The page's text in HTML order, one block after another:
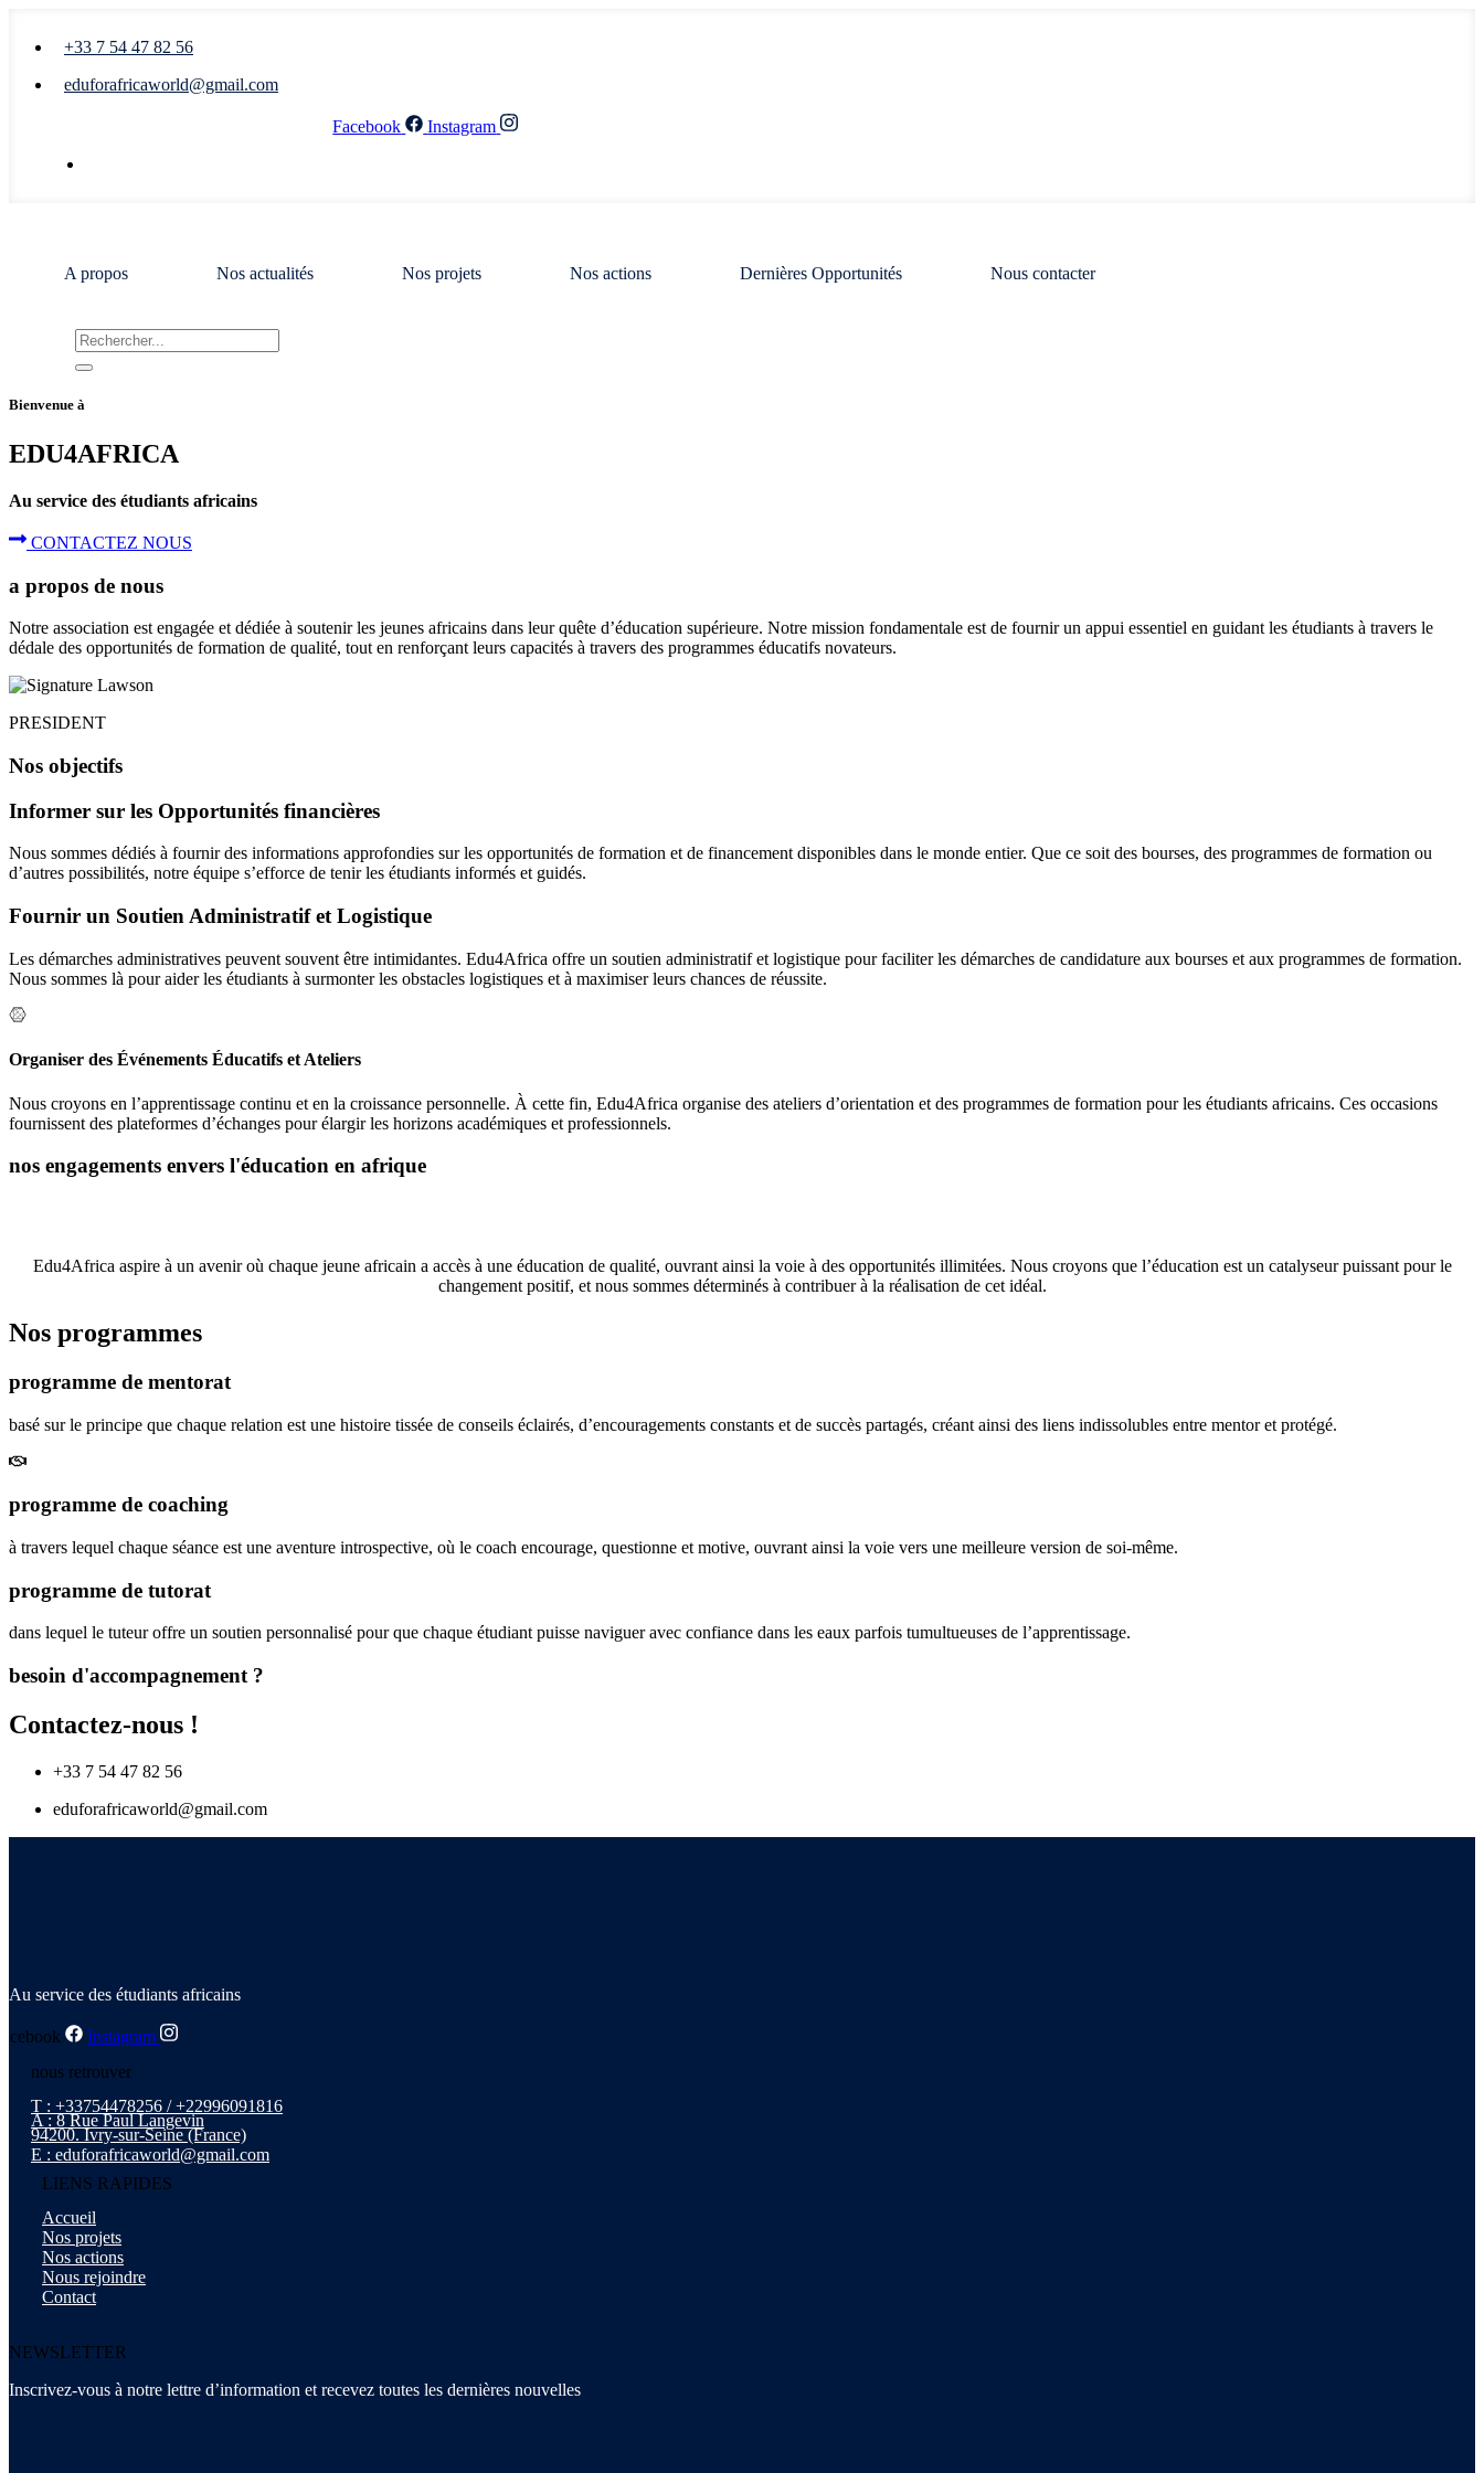
+33 7 54 47 82 56
eduforafricaworld@gmail.com
Facebook
Instagram
A propos Nos actualités Nos projets Nos actions Dernières Opportunités Nous contacter
Bienvenue à
EDU4AFRICA
Au service des étudiants africains
CONTACTEZ NOUS
a propos de nous
Notre association est engagée et dédiée à soutenir les jeunes africains dans leur quête d’éducation supérieure. Notre mission fondamentale est de fournir un appui essentiel en guidant les étudiants à travers le
dédale des opportunités de formation de qualité, tout en renforçant leurs capacités à travers des programmes éducatifs novateurs.
PRESIDENT
Nos objectifs
Informer sur les Opportunités financières
Nous sommes dédiés à fournir des informations approfondies sur les opportunités de formation et de financement disponibles dans le monde entier. Que ce soit des bourses, des programmes de formation ou
d’autres possibilités, notre équipe s’efforce de tenir les étudiants informés et guidés.
Fournir un Soutien Administratif et Logistique
Les démarches administratives peuvent souvent être intimidantes. Edu4Africa offre un soutien administratif et logistique pour faciliter les démarches de candidature aux bourses et aux programmes de formation.
Nous sommes là pour aider les étudiants à surmonter les obstacles logistiques et à maximiser leurs chances de réussite.
Organiser des Événements Éducatifs et Ateliers
Nous croyons en l’apprentissage continu et en la croissance personnelle. À cette fin, Edu4Africa organise des ateliers d’orientation et des programmes de formation pour les étudiants africains. Ces occasions
fournissent des plateformes d’échanges pour élargir les horizons académiques et professionnels.
nos engagements envers l'éducation en afrique
Edu4Africa aspire à un avenir où chaque jeune africain a accès à une éducation de qualité, ouvrant ainsi la voie à des opportunités illimitées. Nous croyons que l’éducation est un catalyseur puissant pour le
changement positif, et nous sommes déterminés à contribuer à la réalisation de cet idéal.
Nos programmes
programme de mentorat
basé sur le principe que chaque relation est une histoire tissée de conseils éclairés, d’encouragements constants et de succès partagés, créant ainsi des liens indissolubles entre mentor et protégé.
programme de coaching
à travers lequel chaque séance est une aventure introspective, où le coach encourage, questionne et motive, ouvrant ainsi la voie vers une meilleure version de soi-même.
programme de tutorat
dans lequel le tuteur offre un soutien personnalisé pour que chaque étudiant puisse naviguer avec confiance dans les eaux parfois tumultueuses de l’apprentissage.
besoin d'accompagnement ?
Contactez-nous !
+33 7 54 47 82 56
eduforafricaworld@gmail.com
Au service des étudiants africains
Instagram
nous retrouver
T : +33754478256 / +22996091816
A : 8 Rue Paul Langevin
94200. Ivry-sur-Seine (France)
E : eduforafricaworld@gmail.com
LIENS RAPIDES
Accueil
Nos projets
Nos actions
Nous rejoindre
Contact
NEWSLETTER
Inscrivez-vous à notre lettre d’information et recevez toutes les dernières nouvelles